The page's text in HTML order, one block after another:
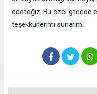
edeceğiz. Bu özel gecede
teşekkürlerimi sunarım."